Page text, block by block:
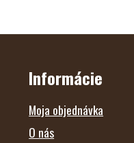
Z
Informácie
Moja objednávka
O nás